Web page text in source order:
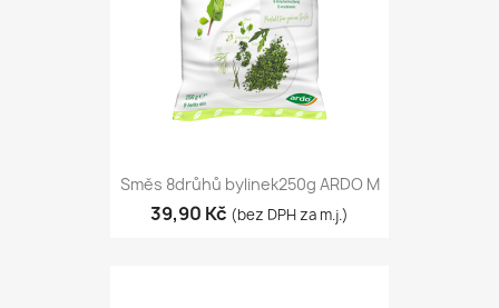
Směs 8drůhů bylinek250g ARDO M
39,90 Kč (bez DPH za m.j.)